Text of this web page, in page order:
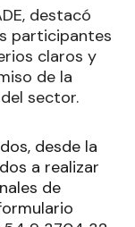
destacó
participantes
claros y
de la
sector.
desde la
a realizar
de